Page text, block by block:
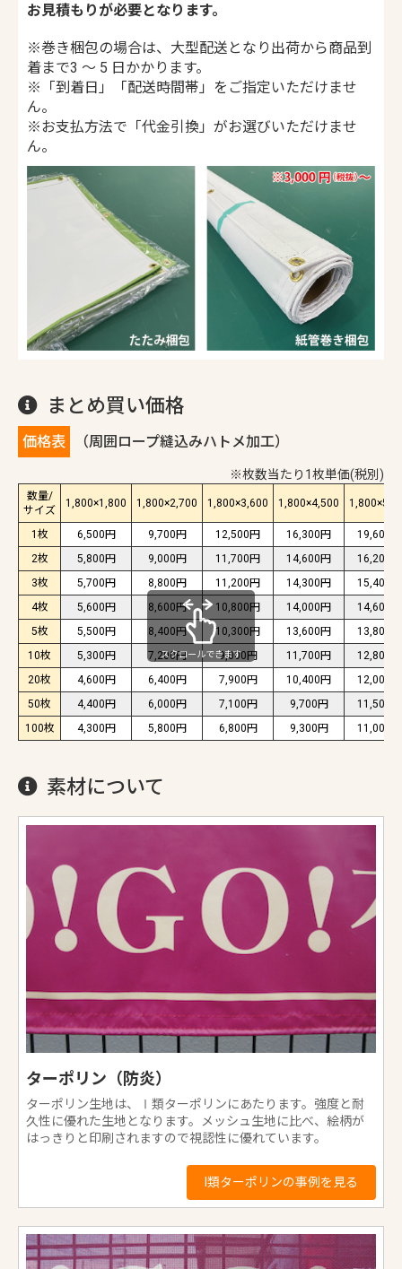
お見積もりが必要となります。
※巻き梱包の場合は、大型配送となり出荷から商品到
着まで3 ～ 5 日かかります。
※「到着日」「配送時間帯」をご指定いただけませ
ん。
※お支払方法で「代金引換」がお選びいただけませ
ん。
まとめ買い価格
価格表 （周囲ロープ縫込みハトメ加工）
※枚数当たり1枚単価(税別)
数量/
サイズ
1,800×1,800 1,800×2,700 1,800×3,600 1,800×4,500
1枚 6,500円 9,700円 12,500円 16,300円
19,600円
2枚
5,800円 9,000円 11,700円 14,600円
16,200円
3枚
5,700円 8,800円 11,200円 14,300円
15,400円
4枚
5,600円 8,600円 10,800円 14,000円
14,600円
5枚
5,500円 8,400円 10,300円 13,600円
13,800円
10枚
5,300円 7,200円 9,000円 11,700円
12,800円
20枚
4,600円 6,400円 7,900円 10,400円
12,000円
50枚
4,400円 6,000円 7,100円 9,700円
11,500円
100枚
4,300円 5,800円 6,800円 9,300円 11,000円
スクロールできます
素材について
ターポリン（防炎）
ターポリン生地は、Ⅰ類ターポリンにあたります。強度と耐
久性に優れた生地となります。メッシュ生地に比べ、絵柄が
はっきりと印刷されますので視認性に優れています。
I類ターポリンの事例を見る